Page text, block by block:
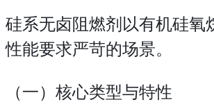
硅系无卤阻燃剂以有机硅氧
性能要求严苛的场景。
（一）核心类型与特性